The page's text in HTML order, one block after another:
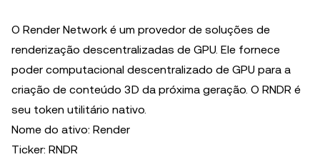
O Render Network é um provedor de soluções de
renderização descentralizadas de GPU. Ele fornece
poder computacional descentralizado de GPU para a
criação de conteúdo 3D da próxima geração. O RNDR é
seu token utilitário nativo.
Nome do ativo: Render
Ticker: RNDR